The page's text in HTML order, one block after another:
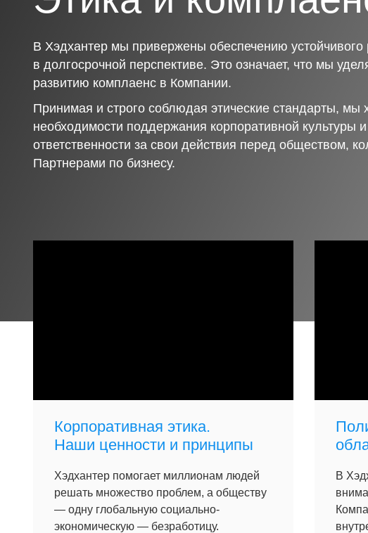
В Хэдхантер мы привержены обеспечению устойчивого
в долгосрочной перспективе. Это означает, что мы
развитию комплаенс в Компании.
Принимая и строго соблюдая этические стандарты, мы
необходимости поддержания корпоративной культуры и
ответственности за свои действия перед обществом,
Партнерами по бизнесу.
Корпоративная этика.
Наши ценности и принципы
Хэдхантер помогает миллионам людей
решать множество проблем, а обществу
— одну глобальную социально-
экономическую — безработицу.
В